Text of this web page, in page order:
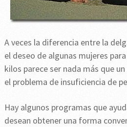
A veces la diferencia entre la
el deseo de algunas mujeres
kilos parece ser nada más que
el problema de insuficiencia de
Hay algunos programas que
desean obtener una forma